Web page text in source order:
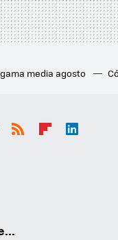
media agosto